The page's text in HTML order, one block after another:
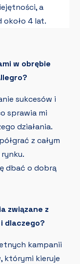
a
około 4 lat.
w obrębie
sukcesów i
sprawia mi
działania.
z całym
dbać o dobrą
związane z
dlaczego?
kampanii
którymi kieruje